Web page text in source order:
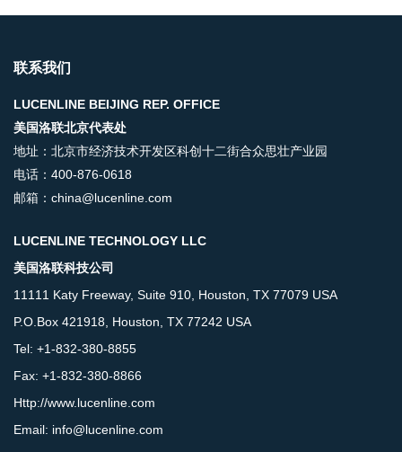
联系我们
LUCENLINE BEIJING REP. OFFICE
美国洛联北京代表处
地址：北京市经济技术开发区科创十二街合众思壮产业园
电话：400-876-0618
邮箱：china@lucenline.com
LUCENLINE TECHNOLOGY LLC
美国洛联科技公司
11111 Katy Freeway, Suite 910, Houston, TX 77079 USA
P.O.Box 421918, Houston, TX 77242 USA
Tel: +1-832-380-8855
Fax: +1-832-380-8866
Http://www.lucenline.com
Email: info@lucenline.com